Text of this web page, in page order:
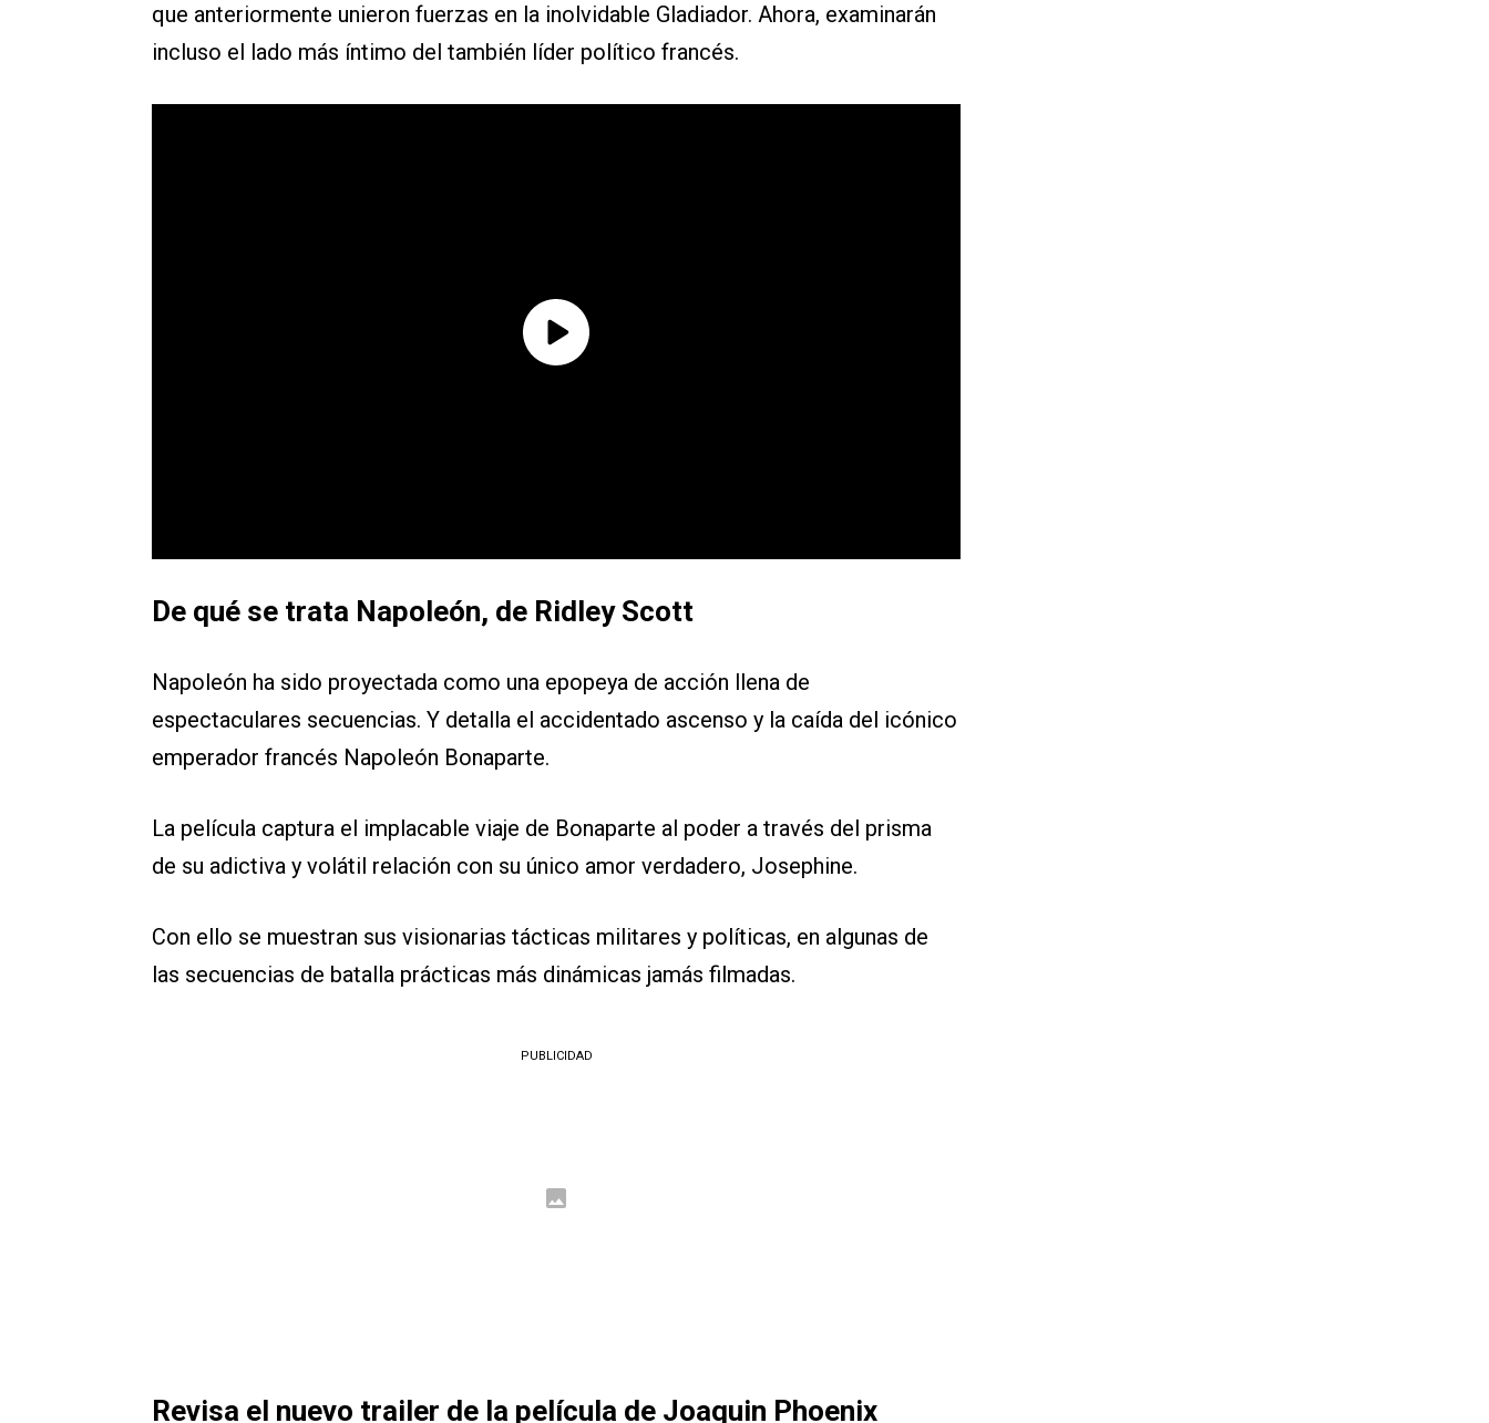
que anteriormente unieron fuerzas en la inolvidable Gladiador. Ahora, examinarán
incluso el lado más íntimo del también líder político francés.
De qué se trata Napoleón, de Ridley Scott
Napoleón ha sido proyectada como una epopeya de acción llena de
espectaculares secuencias. Y detalla el accidentado ascenso y la caída del icónico
emperador francés Napoleón Bonaparte.
La película captura el implacable viaje de Bonaparte al poder a través del prisma
de su adictiva y volátil relación con su único amor verdadero, Josephine.
Con ello se muestran sus visionarias tácticas militares y políticas, en algunas de
las secuencias de batalla prácticas más dinámicas jamás filmadas.
PUBLICIDAD
Revisa el nuevo trailer de la película de Joaquin Phoenix